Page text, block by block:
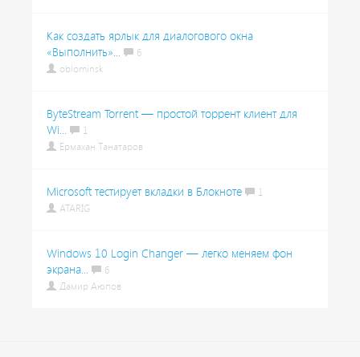
Как создать ярлык для диалогового окна
«Выполнить»...
6
oblominsk
ByteStream Torrent — простой торрент клиент для
Wi...
1
Ермахан Танатаров
Microsoft тестирует вкладки в Блокноте
1
ATARIG
Windows 10 Login Changer — легко меняем фон
экрана...
6
Дамир Аюпов